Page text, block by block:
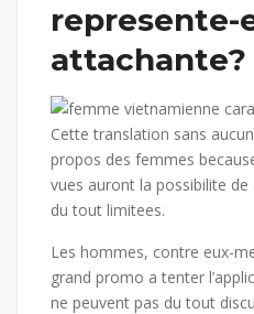
represente-
attachante?
Cette translation sans
propos des femmes
vues auront la possibilite
du tout limitees.
Les hommes, contre eux-
grand promo a tenter
ne peuvent pas du tout